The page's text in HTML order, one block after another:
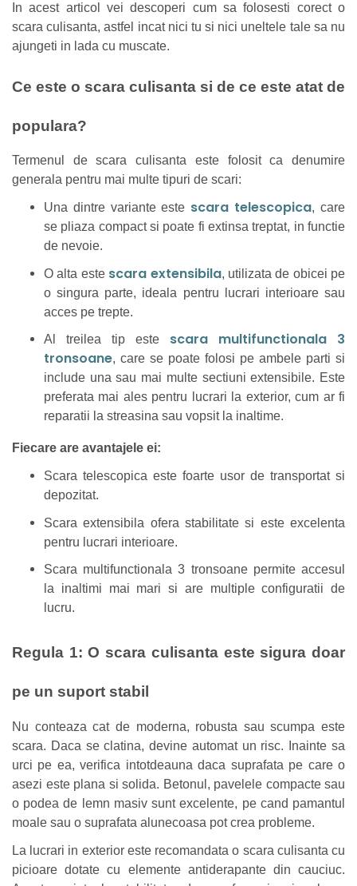
In acest articol vei descoperi cum sa folosesti corect o
scara culisanta, astfel incat nici tu si nici uneltele tale sa nu
ajungeti in lada cu muscate.
Ce este o scara culisanta si de ce este atat de
populara?
Termenul de scara culisanta este folosit ca denumire
generala pentru mai multe tipuri de scari:
Una dintre variante este scara telescopica, care
se pliaza compact si poate fi extinsa treptat, in functie
de nevoie.
O alta este scara extensibila, utilizata de obicei pe
o singura parte, ideala pentru lucrari interioare sau
acces pe trepte.
Al treilea tip este scara multifunctionala 3
tronsoane, care se poate folosi pe ambele parti si
include una sau mai multe sectiuni extensibile. Este
preferata mai ales pentru lucrari la exterior, cum ar fi
reparatii la streasina sau vopsit la inaltime.
Fiecare are avantajele ei:
Scara telescopica este foarte usor de transportat si
depozitat.
Scara extensibila ofera stabilitate si este excelenta
pentru lucrari interioare.
Scara multifunctionala 3 tronsoane permite accesul
la inaltimi mai mari si are multiple configuratii de
lucru.
Regula 1: O scara culisanta este sigura doar
pe un suport stabil
Nu conteaza cat de moderna, robusta sau scumpa este
scara. Daca se clatina, devine automat un risc. Inainte sa
urci pe ea, verifica intotdeauna daca suprafata pe care o
asezi este plana si solida. Betonul, pavelele compacte sau
o podea de lemn masiv sunt excelente, pe cand pamantul
moale sau o suprafata alunecoasa pot crea probleme.
La lucrari in exterior este recomandata o scara culisanta cu
picioare dotate cu elemente antiderapante din cauciuc.